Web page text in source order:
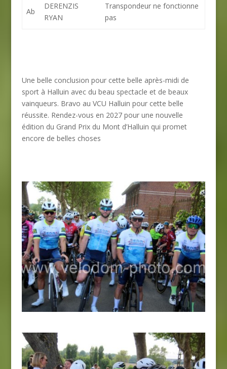
Ab
DERENZIS
RYAN
Transpondeur ne fonctionne
pas
Une belle conclusion pour cette belle après-midi de
sport à Halluin avec du beau spectacle et de beaux
vainqueurs. Bravo au VCU Halluin pour cette belle
réussite. Rendez-vous en 2027 pour une nouvelle
édition du Grand Prix du Mont d’Halluin qui promet
encore de belles choses